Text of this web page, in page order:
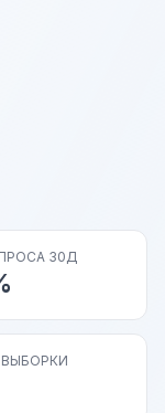
30Д
ВЫБОРКИ